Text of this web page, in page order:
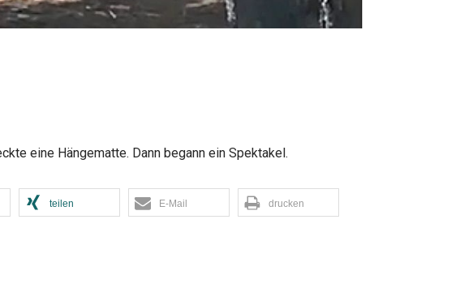
eine Hängematte. Dann begann ein Spektakel.
teilen E-Mail drucken